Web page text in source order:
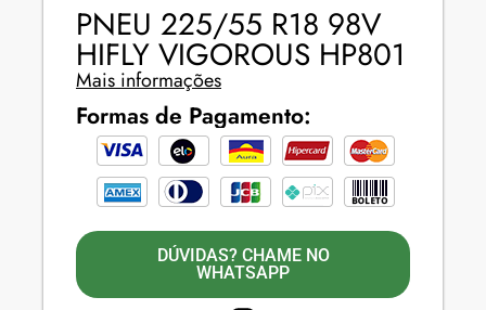
PNEU 225/55 R18 98V
HIFLY VIGOROUS HP801
Mais informações
Formas de Pagamento:
DÚVIDAS? CHAME NO
WHATSAPP